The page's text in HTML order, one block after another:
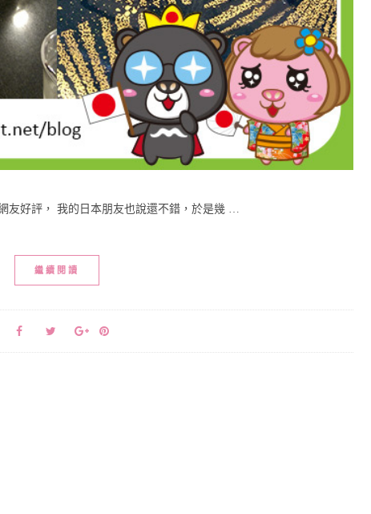
好評， 我的日本朋友也說還不錯，於是幾 …
繼續閱讀